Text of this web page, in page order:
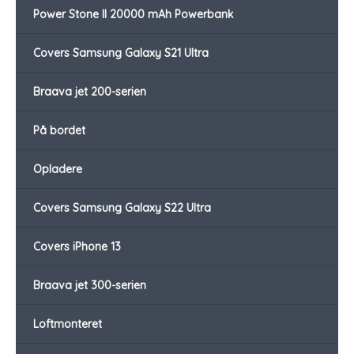
Power Stone II 20000 mAh Powerbank
Covers Samsung Galaxy S21 Ultra
Braava jet 200-serien
På bordet
Opladere
Covers Samsung Galaxy S22 Ultra
Covers iPhone 13
Braava jet 300-serien
Loftmonteret